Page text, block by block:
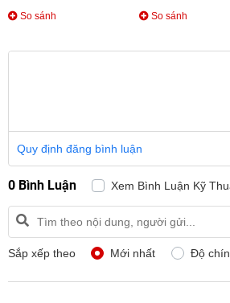
So sánh So sánh
Quy định đăng bình luận
0 Bình Luận Xem Bình Luận Kỹ
Sắp xếp theo Mới nhất Độ